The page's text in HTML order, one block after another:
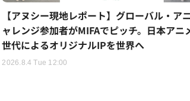
【アヌシー現地レポート】グローバル・ア
ャレンジ参加者がMIFAでピッチ。日本アニ
世代によるオリジナルIPを世界へ
2026.8.4 Tue 12:00